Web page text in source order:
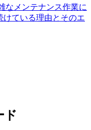
なメンテナンス作業に
けている理由とそのエ
ド